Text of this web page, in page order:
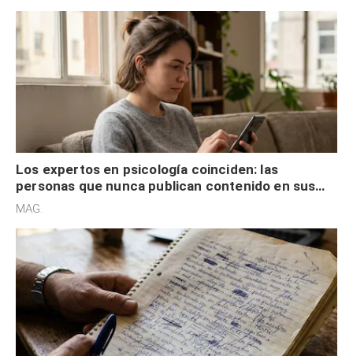
Los expertos en psicología coinciden: las
personas que nunca publican contenido en sus
redes sociales no pretenden buscar validación
MAG.